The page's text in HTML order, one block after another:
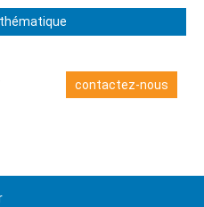
contactez-nous